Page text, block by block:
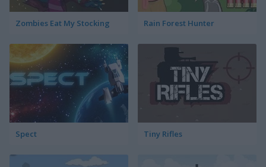
Zombies Eat My Stocking Rain Forest Hunter
Spect Tiny Rifles